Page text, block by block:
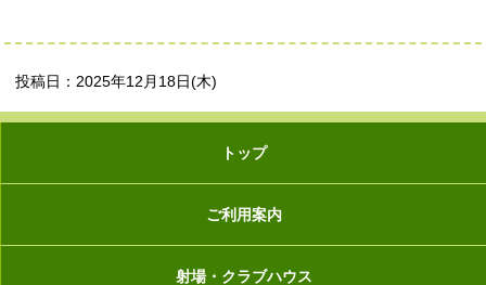
投稿日：2025年12月18日(木)
トップ
ご利用案内
射場・クラブハウス